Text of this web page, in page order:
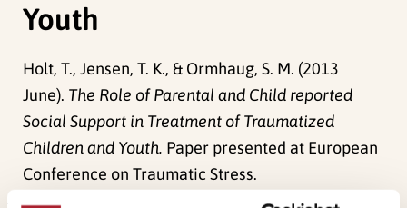
Youth
Holt, T., Jensen, T. K., & Ormhaug, S. M. (2013
June). The Role of Parental and Child reported
Social Support in Treatment of Traumatized
Children and Youth. Paper presented at European
Conference on Traumatic Stress.